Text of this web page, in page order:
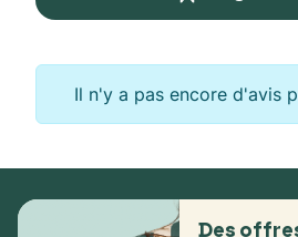
Il n'y a pas encore d'avis
Des